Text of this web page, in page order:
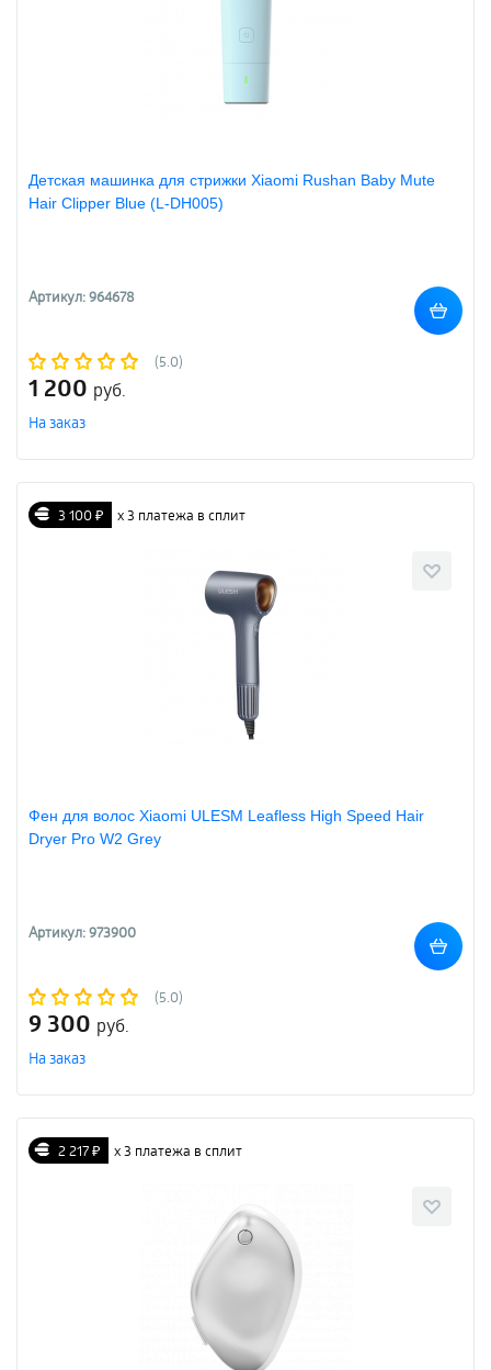
Детская машинка для стрижки Xiaomi Rushan Baby Mute
Hair Clipper Blue (L-DH005)
Артикул: 964678
(5.0)
1 200 руб.
На заказ
3 100 ₽ х 3 платежа в сплит
Фен для волос Xiaomi ULESM Leafless High Speed Hair
Dryer Pro W2 Grey
Артикул: 973900
(5.0)
9 300 руб.
На заказ
2 217 ₽ х 3 платежа в сплит